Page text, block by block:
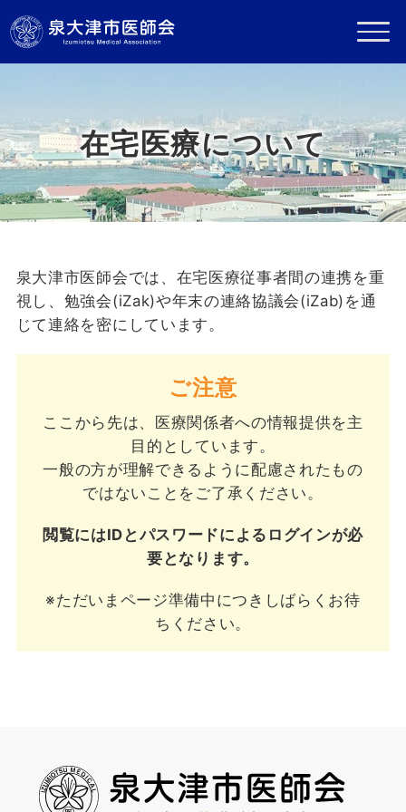
在宅医療について
泉大津市医師会では、在宅医療従事者間の連携を重
視し、勉強会(iZak)や年末の連絡協議会(iZab)を通
じて連絡を密にしています。
ご注意
ここから先は、医療関係者への情報提供を主
目的としています。
一般の方が理解できるように配慮されたもの
ではないことをご了承ください。
閲覧にはIDとパスワードによるログインが必
要となります。
※ただいまページ準備中につきしばらくお待
ちください。